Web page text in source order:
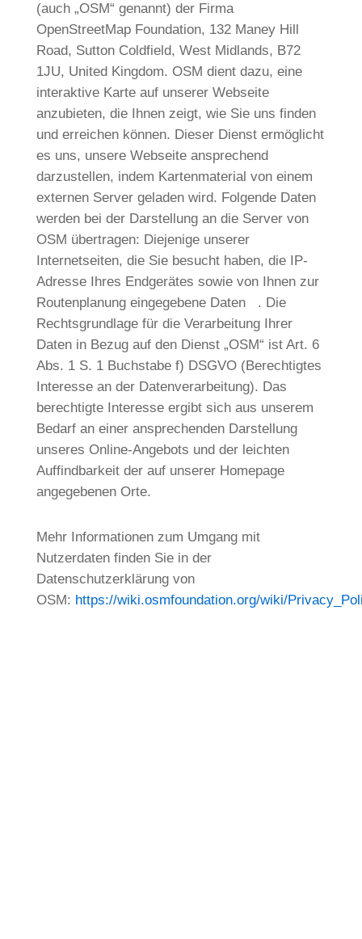
(auch „OSM“ genannt) der Firma
OpenStreetMap Foundation, 132 Maney Hill
Road, Sutton Coldfield, West Midlands, B72
1JU, United Kingdom. OSM dient dazu, eine
interaktive Karte auf unserer Webseite
anzubieten, die Ihnen zeigt, wie Sie uns finden
und erreichen können. Dieser Dienst ermöglicht
es uns, unsere Webseite ansprechend
darzustellen, indem Kartenmaterial von einem
externen Server geladen wird. Folgende Daten
werden bei der Darstellung an die Server von
OSM übertragen: Diejenige unserer
Internetseiten, die Sie besucht haben, die IP-
Adresse Ihres Endgerätes sowie von Ihnen zur
Routenplanung eingegebene Daten . Die
Rechtsgrundlage für die Verarbeitung Ihrer
Daten in Bezug auf den Dienst „OSM“ ist Art. 6
Abs. 1 S. 1 Buchstabe f) DSGVO (Berechtigtes
Interesse an der Datenverarbeitung). Das
berechtigte Interesse ergibt sich aus unserem
Bedarf an einer ansprechenden Darstellung
unseres Online-Angebots und der leichten
Auffindbarkeit der auf unserer Homepage
angegebenen Orte.
Mehr Informationen zum Umgang mit
Nutzerdaten finden Sie in der
Datenschutzerklärung von
OSM: https://wiki.osmfoundation.org/wiki/